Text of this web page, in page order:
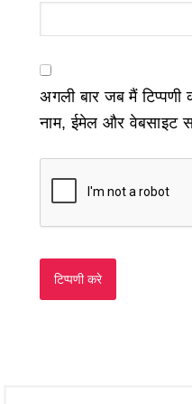
अगली बार जब मैं
नाम, ईमेल और वेबसाइट